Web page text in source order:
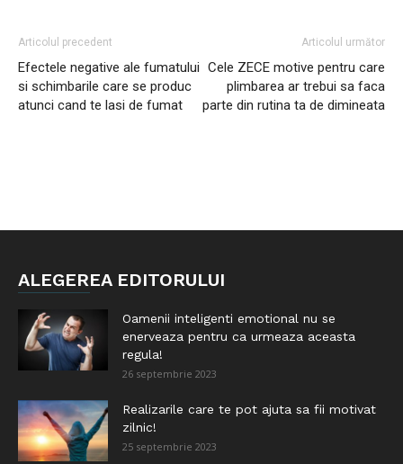
Articolul precedent
Efectele negative ale fumatului
si schimbarile care se produc
atunci cand te lasi de fumat
Articolul următor
Cele ZECE motive pentru care
plimbarea ar trebui sa faca
parte din rutina ta de dimineata
ALEGEREA EDITORULUI
Oamenii inteligenti emotional nu se
enerveaza pentru ca urmeaza aceasta
regula!
26 septembrie 2023
Realizarile care te pot ajuta sa fii motivat
zilnic!
25 septembrie 2023